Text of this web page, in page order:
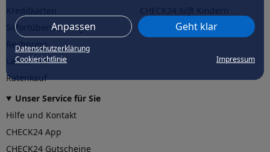
Anpassen Geht klar
Datenschutzerklärung
Cookierichtlinie
Impressum
Sofortüberweisung
Rechnung
Lastschrift
Ratenkauf
CHECK24hilftder Natur
Unser Service für Sie
Hilfe und Kontakt
CHECK24 App
CHECK24 Gutscheine